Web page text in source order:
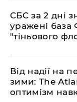
​СБС за 2 дні
уражені база
"тіньового
​Від надії на
зими: The
оптимізм